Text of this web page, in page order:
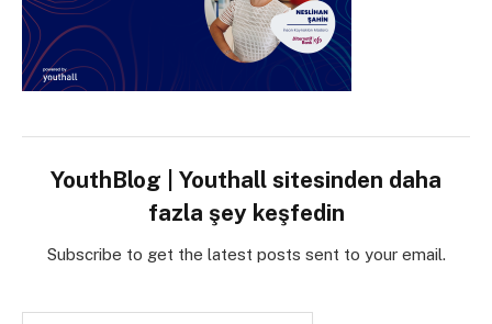
YouthBlog | Youthall sitesinden daha
fazla şey keşfedin
Subscribe to get the latest posts sent to your email.
E-postanızı yazın…